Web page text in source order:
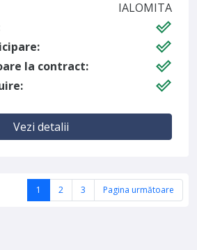
IALOMITA
la contract:
Vezi detalii
1 2 3 Pagina următoare